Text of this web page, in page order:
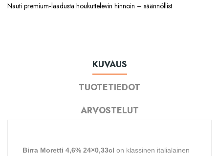
Nauti premium‑laadusta houkuttelevin hinnoin – säännöllist
KUVAUS
TUOTETIEDOT
ARVOSTELUT
Birra Moretti 4,6% 24×0,33cl on klassinen italialainen